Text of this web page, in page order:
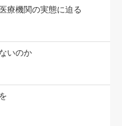
療機関の実態に迫る
いのか